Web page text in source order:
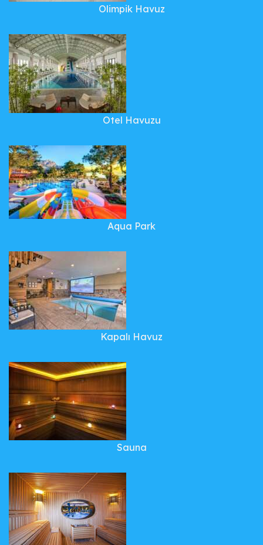
Olimpik Havuz
Otel Havuzu
Aqua Park
Kapalı Havuz
Sauna